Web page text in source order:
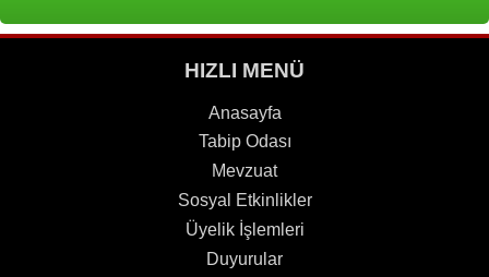
HIZLI MENÜ
Anasayfa
Tabip Odası
Mevzuat
Sosyal Etkinlikler
Üyelik İşlemleri
Duyurular